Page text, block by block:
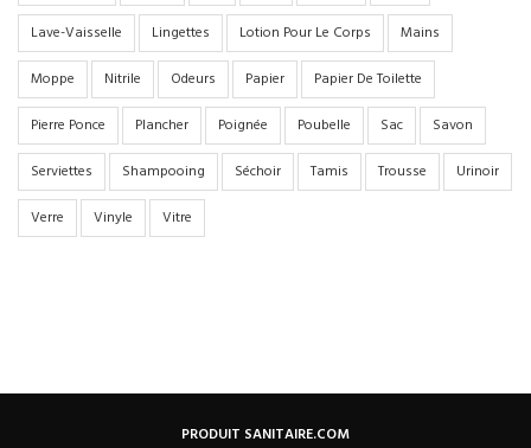
Lave-Vaisselle
Lingettes Lotion Pour Le Corps
Mains
Moppe
Nitrile Odeurs Papier
Papier De Toilette
Pierre Ponce
Plancher Poignée Poubelle Sac
Savon
Serviettes
Shampooing Séchoir Tamis Trousse
Urinoir
Verre
Vinyle Vitre
PRODUIT SANITAIRE.COM